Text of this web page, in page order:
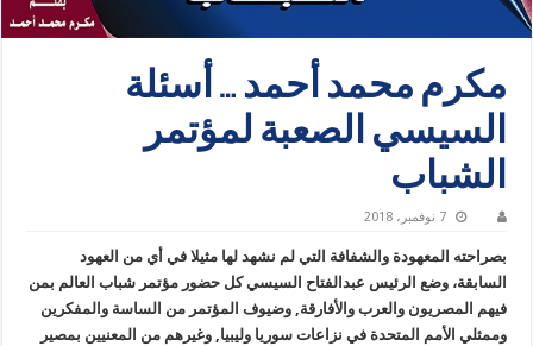
مكرم محمد أحمد … أسئلة
السيسي الصعبة لمؤتمر
الشباب
7 نوفمبر، 2018
بصراحته المعهودة والشفافة التي لم نشهد لها مثيلا في أي من العهود
السابقة، وضع الرئيس عبدالفتاح السيسي كل حضور مؤتمر شباب العالم بمن
فيهم المصريون والعرب والأفارقة, وضيوف المؤتمر من الساسة والمفكرين
وممثلي الأمم المتحدة في نزاعات سوريا وليبيا, وغيرهم من المعنيين بمصير